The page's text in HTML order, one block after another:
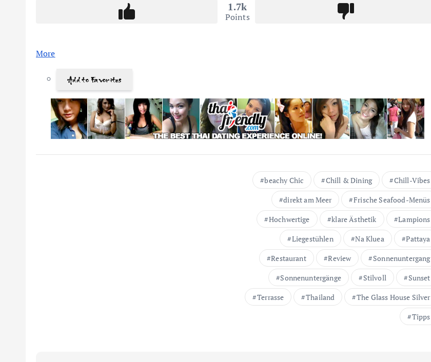
1.7k
Points
More
Add to Favorites
beachy Chic Chill & Dining
Chill-Vibes
direkt am Meer
Frische Seafood-Menüs
Hochwertige
klare Ästhetik
Lampions
Liegestühlen
Na Kluea
Pattaya
Restaurant
Review
Sonnenuntergang
Sonnenuntergänge
Stilvoll
Sunset
Terrasse
Thailand
The Glass House Silver
Tipps